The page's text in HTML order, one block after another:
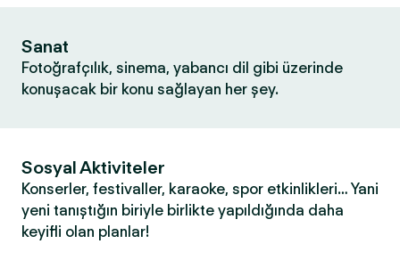
Sanat
Fotoğrafçılık, sinema, yabancı dil gibi üzerinde
konuşacak bir konu sağlayan her şey.
Sosyal Aktiviteler
Konserler, festivaller, karaoke, spor etkinlikleri… Yani
yeni tanıştığın biriyle birlikte yapıldığında daha
keyifli olan planlar!